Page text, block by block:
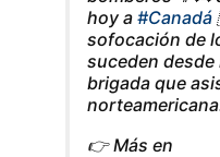
hoy a #Canadá
sofocación de
suceden
brigada que
👉 Más en